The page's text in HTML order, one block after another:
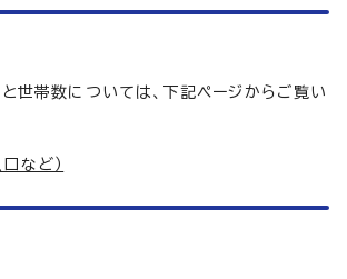
世帯数については、下記ページからご覧い
など）